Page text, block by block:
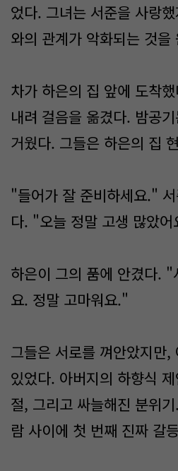
었다. 그녀는 서준을 사랑
와의 관계가 악화되는 것을
차가 하은의 집 앞에 도착
내려 걸음을 옮겼다. 밤공
거웠다. 그들은 하은의 집
"들어가 잘 준비하세요."
다. "오늘 정말 고생 많았어
하은이 그의 품에 안겼다. "
요. 정말 고마워요."
그들은 서로를 껴안았지만
있었다. 아버지의 하향식
절, 그리고 싸늘해진 분위
람 사이에 첫 번째 진짜 갈